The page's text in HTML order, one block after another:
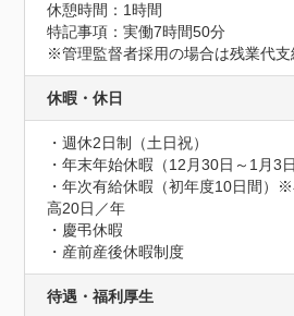
休憩時間：1時間
特記事項：実働7時間50分
※管理監督者採用の場合は残業代支
休暇・休日
・週休2日制（土日祝）
・年末年始休暇（12月30日～1月3日
・年次有給休暇（初年度10日間）
高20日／年
・慶弔休暇
・産前産後休暇制度
待遇・福利厚生